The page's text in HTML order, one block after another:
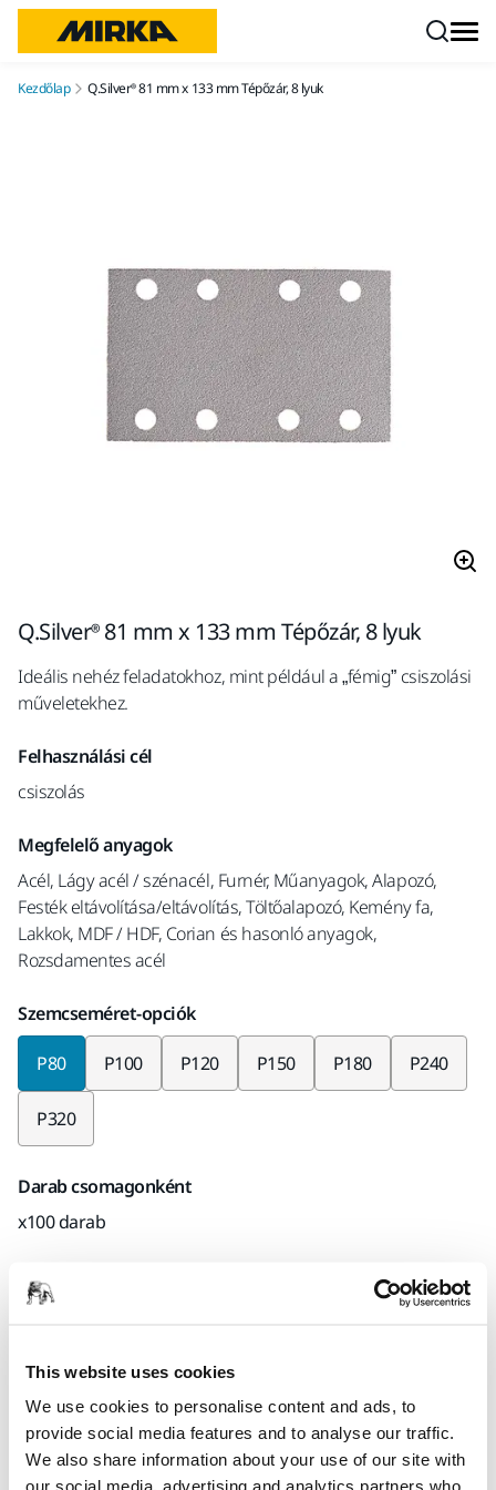
This website uses cookies
We use cookies to personalise content and ads, to
provide social media features and to analyse our traffic.
We also share information about your use of our site with
our social media, advertising and analytics partners who
Kezdőlap Q.Silver® 81 mm x 133 mm Tépőzár, 8 lyuk
Q.Silver® 81 mm x 133 mm Tépőzár, 8 lyuk
Ideális nehéz feladatokhoz, mint például a „fémig” csiszolási
műveletekhez.
Felhasználási cél
csiszolás
Megfelelő anyagok
Acél, Lágy acél / szénacél, Furnér, Műanyagok, Alapozó,
Festék eltávolítása/eltávolítás, Töltőalapozó, Kemény fa,
Lakkok, MDF / HDF, Corian és hasonló anyagok,
Rozsdamentes acél
Szemcseméret-opciók
P80 P100 P120 P150 P180 P240
P320
Darab csomagonként
x100 darab
Mirka kód
3668809980
Termékinformációk
Műszaki részletek Letöltések